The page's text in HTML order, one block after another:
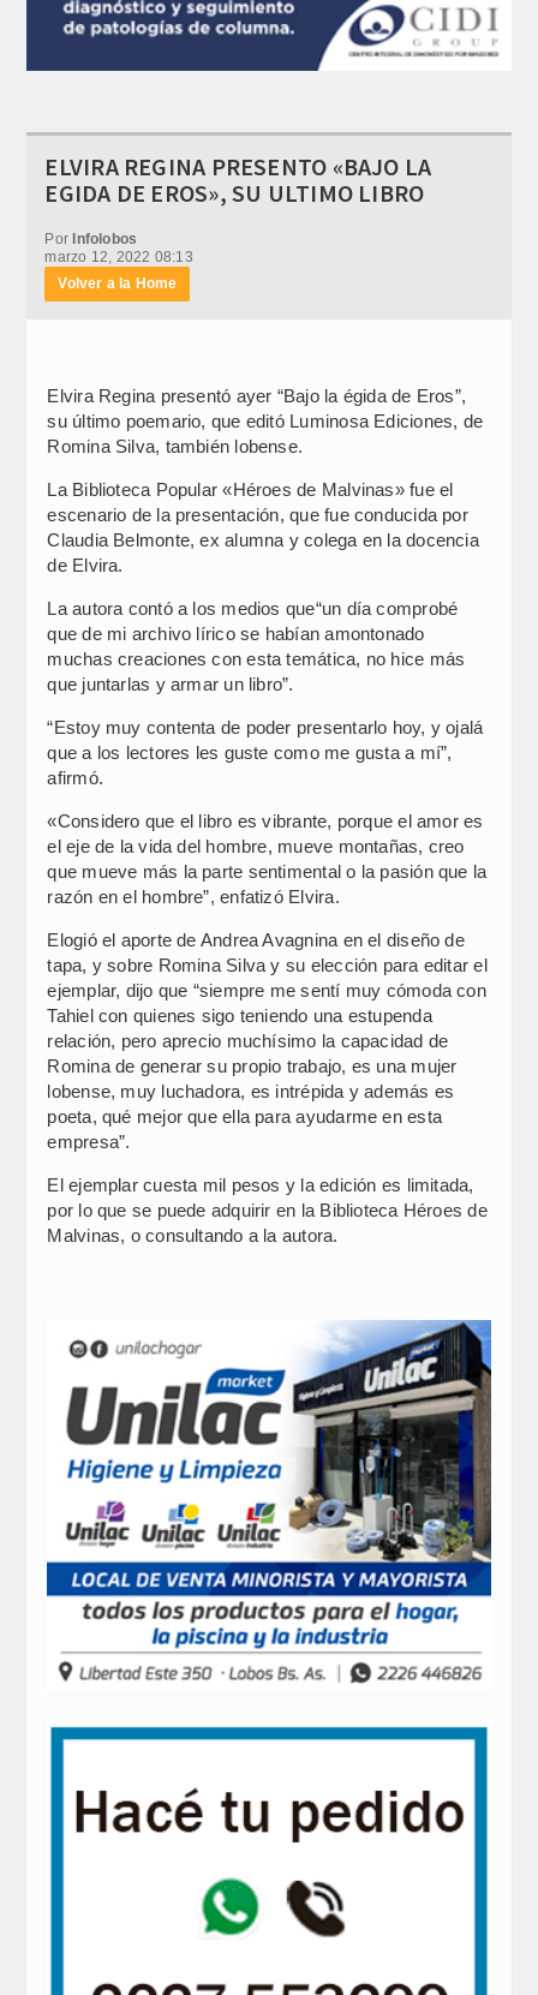
ELVIRA REGINA PRESENTO «BAJO LA
EGIDA DE EROS», SU ULTIMO LIBRO
PorInfolobos
marzo 12, 2022 08:13
Volver a la Home
Elvira Regina presentó ayer “Bajo la égida de Eros”,
su último poemario, que editó Luminosa Ediciones, de
Romina Silva, también lobense.
La Biblioteca Popular «Héroes de Malvinas» fue el
escenario de la presentación, que fue conducida por
Claudia Belmonte, ex alumna y colega en la docencia
de Elvira.
La autora contó a los medios que“un día comprobé
que de mi archivo lírico se habían amontonado
muchas creaciones con esta temática, no hice más
que juntarlas y armar un libro”.
“Estoy muy contenta de poder presentarlo hoy, y ojalá
que a los lectores les guste como me gusta a mí”,
afirmó.
«Considero que el libro es vibrante, porque el amor es
el eje de la vida del hombre, mueve montañas, creo
que mueve más la parte sentimental o la pasión que la
razón en el hombre”, enfatizó Elvira.
Elogió el aporte de Andrea Avagnina en el diseño de
tapa, y sobre Romina Silva y su elección para editar el
ejemplar, dijo que “siempre me sentí muy cómoda con
Tahiel con quienes sigo teniendo una estupenda
relación, pero aprecio muchísimo la capacidad de
Romina de generar su propio trabajo, es una mujer
lobense, muy luchadora, es intrépida y además es
poeta, qué mejor que ella para ayudarme en esta
empresa”.
El ejemplar cuesta mil pesos y la edición es limitada,
por lo que se puede adquirir en la Biblioteca Héroes de
Malvinas, o consultando a la autora.